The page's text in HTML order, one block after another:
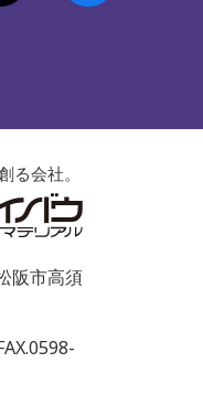
る会社。
株式会社ミツ
阪市高須